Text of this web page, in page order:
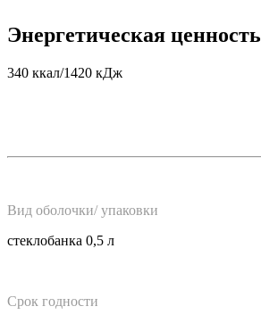
Энергетическая ценность
340 ккал/1420 кДж
Вид оболочки/ упаковки
стеклобанка 0,5 л
Срок годности